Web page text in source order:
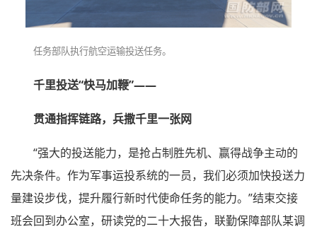
任务部队执行航空运输投送任务。
千里投送“快马加鞭”——
贯通指挥链路，兵撒千里一张网
“强大的投送能力，是抢占制胜先机、赢得战争主动的
先决条件。作为军事运投系统的一员，我们必须加快投送力
量建设步伐，提升履行新时代使命任务的能力。”结束交接
班会回到办公室，研读党的二十大报告，联勤保障部队某调